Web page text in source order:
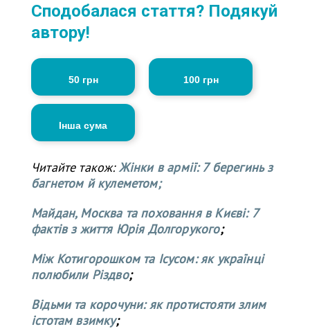
Сподобалася стаття? Подякуй
автору!
50 грн 100 грн
Інша сума
Читайте також:Жінки в армії: 7 берегинь з
багнетом й кулеметом;
Майдан, Москва та поховання в Києві: 7
фактів з життя Юрія Долгорукого;
Між Котигорошком та Ісусом: як українці
полюбили Різдво;
Відьми та корочуни: як протистояти злим
істотам взимку;